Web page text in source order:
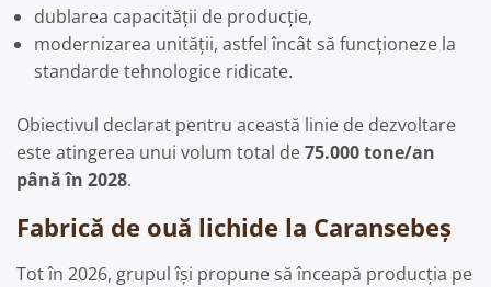
dublarea capacității de producție,
modernizarea unității, astfel încât să funcționeze la
standarde tehnologice ridicate.
Obiectivul declarat pentru această linie de dezvoltare
este atingerea unui volum total de75.000 tone/an
până în 2028.
Fabrică de ouă lichide la Caransebeș
Tot în 2026, grupul își propune să înceapă producția pe